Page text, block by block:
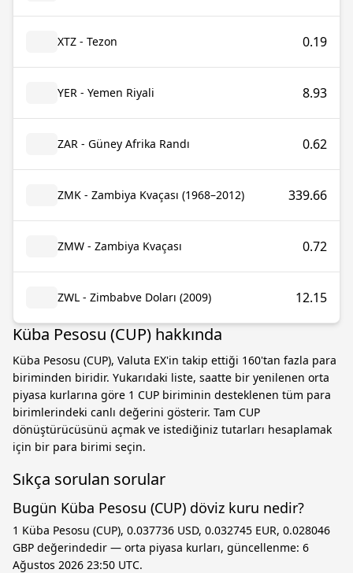
XTZ - Tezon 0.19
YER - Yemen Riyali 8.93
ZAR - Güney Afrika Randı 0.62
ZMK - Zambiya Kvaçası (1968–2012) 339.66
ZMW - Zambiya Kvaçası 0.72
ZWL - Zimbabve Doları (2009) 12.15
Küba Pesosu (CUP) hakkında
Küba Pesosu (CUP), Valuta EX'in takip ettiği 160'tan fazla para
biriminden biridir. Yukarıdaki liste, saatte bir yenilenen orta
piyasa kurlarına göre 1 CUP biriminin desteklenen tüm para
birimlerindeki canlı değerini gösterir. Tam CUP
dönüştürücüsünü açmak ve istediğiniz tutarları hesaplamak
için bir para birimi seçin.
Sıkça sorulan sorular
Bugün Küba Pesosu (CUP) döviz kuru nedir?
1 Küba Pesosu (CUP), 0.037736 USD, 0.032745 EUR, 0.028046
GBP değerindedir — orta piyasa kurları, güncellenme: 6
Ağustos 2026 23:50 UTC.